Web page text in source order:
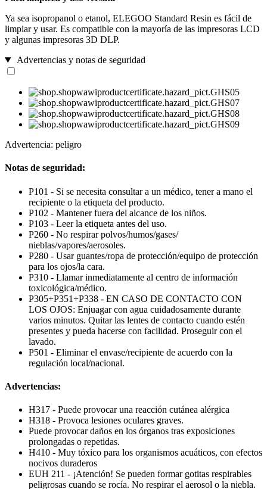
Ya sea isopropanol o etanol, ELEGOO Standard Resin es fácil de
limpiar y usar. Es compatible con la mayoría de las impresoras LCD
y algunas impresoras 3D DLP.
Advertencias y notas de seguridad
Advertencia: peligro
Notas de seguridad:
P101 - Si se necesita consultar a un médico, tener a mano el
recipiente o la etiqueta del producto.
P102 - Mantener fuera del alcance de los niños.
P103 - Leer la etiqueta antes del uso.
P260 - No respirar polvos/humos/gases/
nieblas/vapores/aerosoles.
P280 - Usar guantes/ropa de protección/equipo de protección
para los ojos/la cara.
P310 - Llamar inmediatamente al centro de información
toxicológica/médico.
P305+P351+P338 - EN CASO DE CONTACTO CON
LOS OJOS: Enjuagar con agua cuidadosamente durante
varios minutos. Quitar las lentes de contacto cuando estén
presentes y pueda hacerse con facilidad. Proseguir con el
lavado.
P501 - Eliminar el envase/recipiente de acuerdo con la
regulación local/nacional.
Advertencias:
H317 - Puede provocar una reacción cutánea alérgica
H318 - Provoca lesiones oculares graves.
Puede provocar daños en los órganos tras exposiciones
prolongadas o repetidas.
H410 - Muy tóxico para los organismos acuáticos, con efectos
nocivos duraderos
EUH 211 - ¡Atención! Se pueden formar gotitas respirables
peligrosas cuando se rocía. No respirar el aerosol o la niebla.